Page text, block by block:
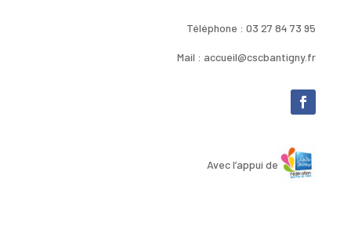
Téléphone : 03 27 84 73 95
Mail : accueil@cscbantigny.fr
Avec l’appui de